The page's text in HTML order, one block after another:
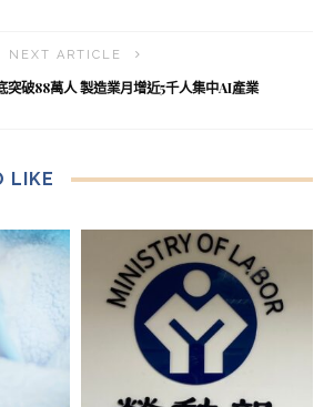
NEXT ARTICLE
突破88萬人 製造業月增近5千人集中AI產業
LIKE